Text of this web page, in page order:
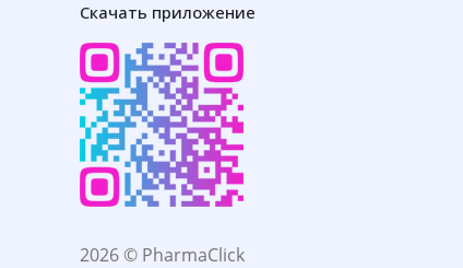
Скачать приложение
2026 © PharmaClick